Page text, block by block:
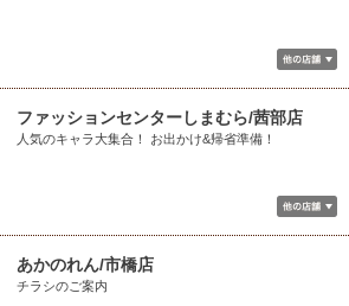
ファッションセンターしまむら/茜部店
人気のキャラ大集合！ お出かけ&帰省準備！
あかのれん/市橋店
チラシのご案内